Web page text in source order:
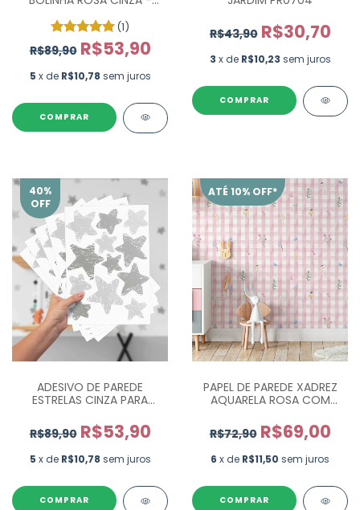
(1)
R$89,90 R$53,90
5 x de R$10,78 sem juros
COMPRAR
R$43,90 R$30,70
3 x de R$10,23 sem juros
40%
OFF
ADESIVO DE PAREDE
ESTRELAS CINZA PARA
R$89,90 R$53,90
5 x de R$10,78 sem juros
COMPRAR
ATÉ 10% OFF*
PAPEL DE PAREDE XADREZ
AQUARELA ROSA COM
R$72,90 R$69,00
6 x de R$11,50 sem juros